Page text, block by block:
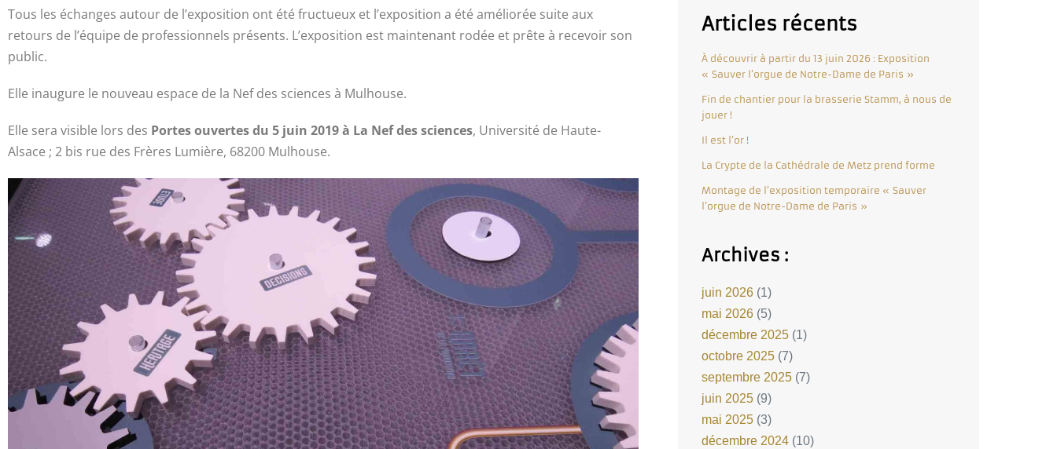
Tous les échanges autour de l’exposition ont été fructueux et l’exposition a été améliorée suite aux
retours de l’équipe de professionnels présents. L’exposition est maintenant rodée et prête à recevoir son
public.
Elle inaugure le nouveau espace de la Nef des sciences à Mulhouse.
Elle sera visible lors des Portes ouvertes du 5 juin 2019 à La Nef des sciences, Université de Haute-
Alsace ; 2 bis rue des Frères Lumière, 68200 Mulhouse.
Articles récents
À découvrir à partir du 13 juin 2026 : Exposition
« Sauver l’orgue de Notre-Dame de Paris »
Fin de chantier pour la brasserie Stamm, à nous de
jouer !
Il est l’or !
La Crypte de la Cathédrale de Metz prend forme
Montage de l’exposition temporaire « Sauver
l’orgue de Notre-Dame de Paris »
Archives :
juin 2026(1)
mai 2026(5)
décembre 2025(1)
octobre 2025(7)
septembre 2025(7)
juin 2025(9)
mai 2025(3)
décembre 2024(10)